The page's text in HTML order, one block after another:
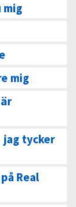
mig
mig
jag tycker
Real